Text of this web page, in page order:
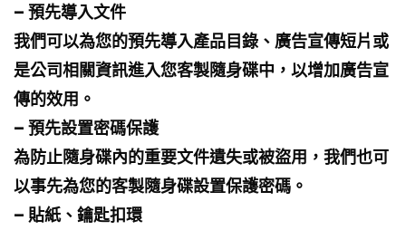
– 預先導入文件
我們可以為您的預先導入產品目錄、廣告宣傳短片或
是公司相關資訊進入您客製隨身碟中，以增加廣告宣
傳的效用。
– 預先設置密碼保護
為防止隨身碟內的重要文件遺失或被盜用，我們也可
以事先為您的客製隨身碟設置保護密碼。
– 貼紙、鑰匙扣環